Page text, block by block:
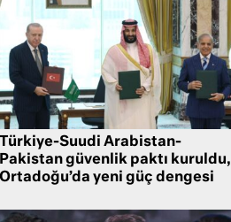
Türkiye-Suudi Arabistan-
Pakistan güvenlik paktı kuruldu,
Ortadoğu’da yeni güç dengesi